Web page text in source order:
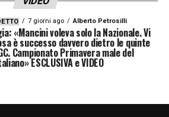
7 giorni ago Alberto Petrosilli
«Mancini voleva solo la Nazionale. Vi
è successo davvero dietro le quinte
Campionato Primavera male del
ESCLUSIVA e VIDEO